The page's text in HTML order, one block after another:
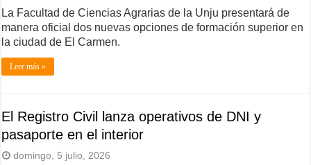
La Facultad de Ciencias Agrarias de la Unju presentará de
manera oficial dos nuevas opciones de formación superior en
la ciudad de El Carmen.
Leer más »
El Registro Civil lanza operativos de DNI y
pasaporte en el interior
domingo, 5 julio, 2026